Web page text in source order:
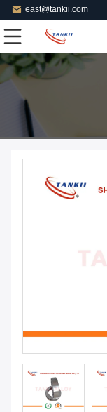
east@tankii.com